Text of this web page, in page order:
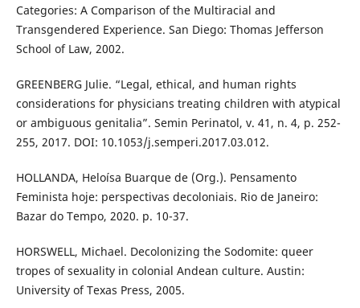
Categories: A Comparison of the Multiracial and
Transgendered Experience. San Diego: Thomas Jefferson
School of Law, 2002.
GREENBERG Julie. “Legal, ethical, and human rights
considerations for physicians treating children with atypical
or ambiguous genitalia”. Semin Perinatol, v. 41, n. 4, p. 252-
255, 2017. DOI: 10.1053/j.semperi.2017.03.012.
HOLLANDA, Heloísa Buarque de (Org.). Pensamento
Feminista hoje: perspectivas decoloniais. Rio de Janeiro:
Bazar do Tempo, 2020. p. 10-37.
HORSWELL, Michael. Decolonizing the Sodomite: queer
tropes of sexuality in colonial Andean culture. Austin:
University of Texas Press, 2005.